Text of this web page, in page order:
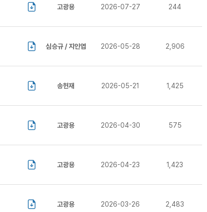
고광용 2026-07-27 244
심승규 / 지인엽 2026-05-28 2,906
송헌재 2026-05-21 1,425
고광용 2026-04-30 575
고광용 2026-04-23 1,423
고광용 2026-03-26 2,483